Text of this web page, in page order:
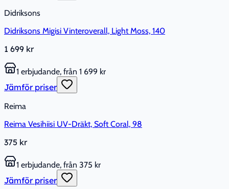
Didriksons
Didriksons Migisi Vinteroverall, Light Moss, 140
1 699 kr
1 erbjudande, från 1 699 kr
Jämför priser
Reima
Reima Vesihiisi UV-Dräkt, Soft Coral, 98
375 kr
1 erbjudande, från 375 kr
Jämför priser